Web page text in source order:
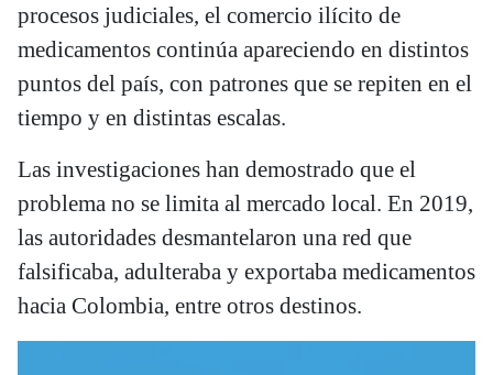
procesos judiciales, el comercio ilícito de
medicamentos continúa apareciendo en distintos
puntos del país, con patrones que se repiten en el
tiempo y en distintas escalas.
Las investigaciones han demostrado que el
problema no se limita al mercado local. En 2019,
las autoridades desmantelaron una red que
falsificaba, adulteraba y exportaba medicamentos
hacia Colombia, entre otros destinos.